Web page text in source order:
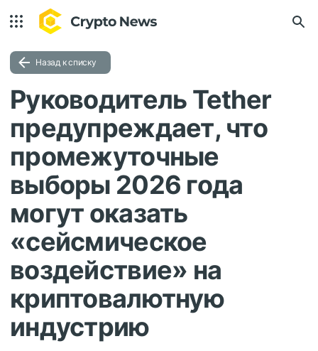
Назад к списку
Руководитель Tether
предупреждает, что
промежуточные
выборы 2026 года
могут оказать
«сейсмическое
воздействие» на
криптовалютную
индустрию